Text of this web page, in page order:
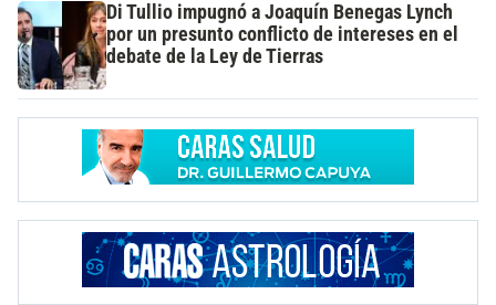
Di Tullio impugnó a Joaquín Benegas Lynch
por un presunto conflicto de intereses en el
debate de la Ley de Tierras